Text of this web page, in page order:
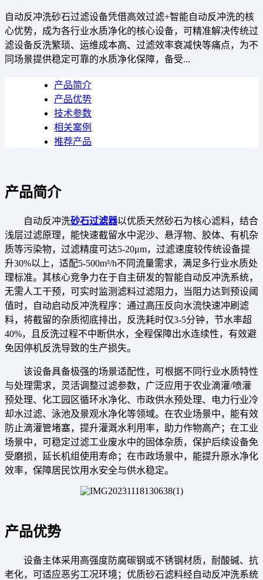
自动反冲洗砂石过滤设备凭借高效过滤+智能自动反冲洗的核
心优势，成为各行业水质净化的核心设备，可精准解决传统过
滤设备反洗繁琐、运维成本高、过滤效率衰减快等痛点，为不
同场景提供稳定可靠的水质净化保障，备受...
产品简介
产品优势
技术参数
相关案例
推荐产品
产品简介
自动反冲洗砂石过滤器以优质天然砂石为核心滤料，结合
浅层过滤原理，能快速截留水中泥沙、悬浮物、胶体、有机杂
质等污染物，过滤精度可达5-20μm，过滤速度较传统设备提
升30%以上，适配5-500m³/h不同流量需求，满足多行业水质处
理标准。其核心竞争力在于自主研发的智能自动反冲洗系统，
无需人工干预，可实时监测滤料过滤阻力，当阻力达到预设阈
值时，自动启动反冲洗程序：通过高压反向水流快速冲刷滤
料，将截留的杂质彻底排出，反洗耗时仅3-5分钟，节水率超
40%，且反洗过程不中断供水，全程保障出水连续性，有效避
免因停机反洗导致的生产损失。
该设备具备极强的场景适配性，可根据不同行业水质特性
与处理需求，灵活调整过滤参数，广泛应用于农业滴灌/喷灌
预处理、化工园区循环水净化、市政供水预处理、电力行业冷
却水过滤、泳池及景观水净化等领域。在农业场景中，能有效
防止滴灌管堵塞，提升灌溉水利用率，助力作物高产；在工业
场景中，可稳定过滤工业废水中的固体杂质，保护后续设备免
受磨损，延长机组使用寿命；在市政场景中，能提升原水净化
效率，保障居民饮用水安全与供水稳定。
产品优势
设备主体采用高强度防腐碳钢或不锈钢材质，耐酸碱、抗
老化，可适应恶劣工况环境；优质砂石滤料经自动反冲洗系统